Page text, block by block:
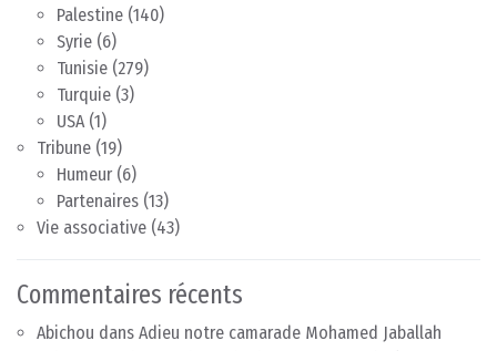
Palestine (140)
Syrie (6)
Tunisie (279)
Turquie (3)
USA(1)
Tribune (19)
Humeur (6)
Partenaires (13)
Vie associative (43)
Commentaires récents
Abichou dans Adieu notre camarade Mohamed Jaballah